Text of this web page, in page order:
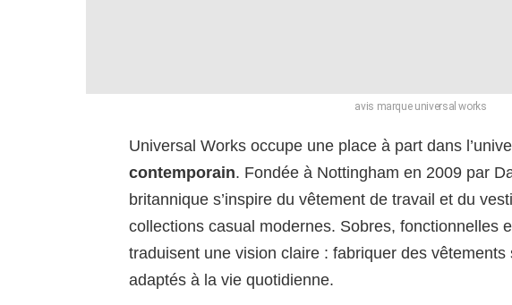
avis marque universal works
Universal Works occupe une place à part dans
contemporain. Fondée à Nottingham en 2009 par
britannique s’inspire du vêtement de travail et du
collections casual modernes. Sobres, fonctionnelles
traduisent une vision claire : fabriquer des
adaptés à la vie quotidienne.